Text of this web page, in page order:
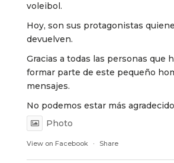
voleibol.
Hoy, son sus protagonistas
devuelven.
Gracias a todas las personas que
formar parte de este pequeño
mensajes.
No podemos estar más
Photo
View on Facebook · Share